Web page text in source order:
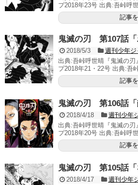
プ2018年23号 出典:吾峠呼
記事
鬼滅の刃 第107話
2018/5/3 週刊少年ジ
出典:吾峠呼世晴『鬼滅の
プ2018年21・22号 出典:吾
記事
鬼滅の刃 第106話「
2018/4/18 週刊少年
出典:吾峠呼世晴『鬼滅の
プ2018年20号 出典:吾峠呼
記事
鬼滅の刃 第105話
2018/4/17 週刊少年